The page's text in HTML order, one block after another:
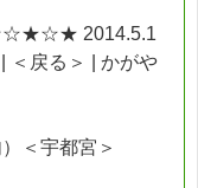
2014.5.1
＜戻る＞ | かがや
＜宇都宮＞